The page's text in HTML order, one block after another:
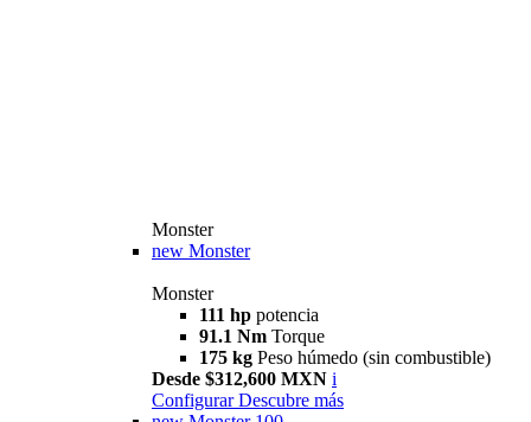
Monster
new Monster
Monster
111 hp potencia
91.1 Nm Torque
175 kg Peso húmedo (sin combustible)
Desde $312,600 MXN i
Configurar Descubre más